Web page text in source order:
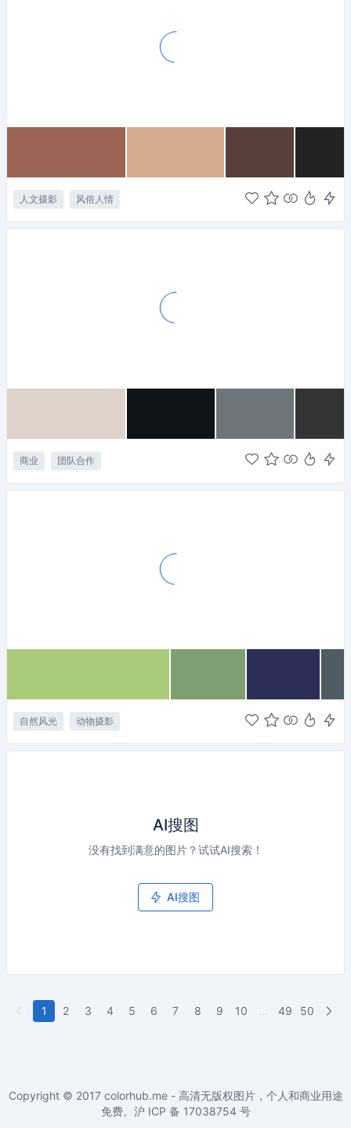
人文摄影 风俗人情
商业 团队合作
自然风光 动物摄影
AI搜图
没有找到满意的图片？试试AI搜索！
AI搜图
1 2 3 4 5 6 7 8 9 10 49 50
Copyright © 2017 colorhub.me - 高清无版权图片，个人和商业用途
免费。沪 ICP 备 17038754 号